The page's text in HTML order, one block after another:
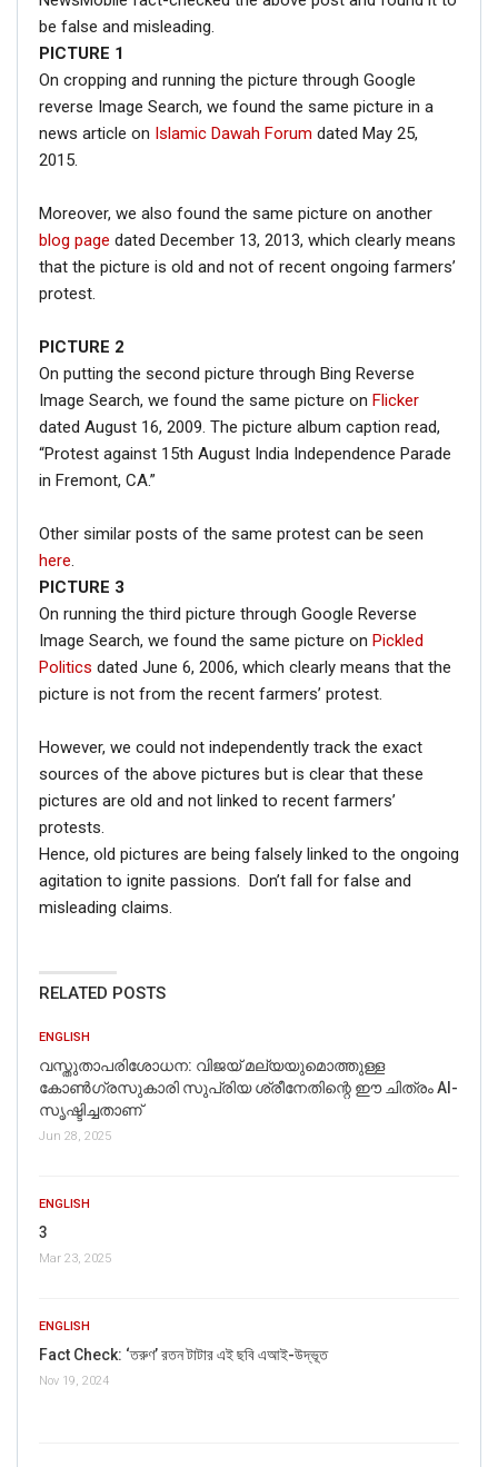
be false and misleading.
PICTURE 1
On cropping and running the picture through Google
reverse Image Search, we found the same picture in a
news article on Islamic Dawah Forum dated May 25,
2015.
Moreover, we also found the same picture on another
blog page dated December 13, 2013, which clearly means
that the picture is old and not of recent ongoing farmers’
protest.
PICTURE 2
On putting the second picture through Bing Reverse
Image Search, we found the same picture on Flicker
dated August 16, 2009. The picture album caption read,
“Protest against 15th August India Independence Parade
in Fremont, CA.”
Other similar posts of the same protest can be seen
here.
PICTURE 3
On running the third picture through Google Reverse
Image Search, we found the same picture on Pickled
Politics dated June 6, 2006, which clearly means that the
picture is not from the recent farmers’ protest.
However, we could not independently track the exact
sources of the above pictures but is clear that these
pictures are old and not linked to recent farmers’
protests.
Hence, old pictures are being falsely linked to the ongoing
agitation to ignite passions. Don’t fall for false and
misleading claims.
RELATED POSTS
ENGLISH
വസ്തുതാപരിശോധന: വിജയ് മല്യയുമൊത്തുള്ള
കോൺഗ്രസുകാരി സുപ്രിയ ശ്രീനേതിന്റെ ഈ ചിത്രം AI-
സൃഷ്ടിച്ചതാണ്
Jun 28, 2025
ENGLISH
3
Mar 23, 2025
ENGLISH
Fact Check: ‘তরুণ’ রতন টাটার এই ছবি এআই-উদ্ভূত
Nov 19, 2024